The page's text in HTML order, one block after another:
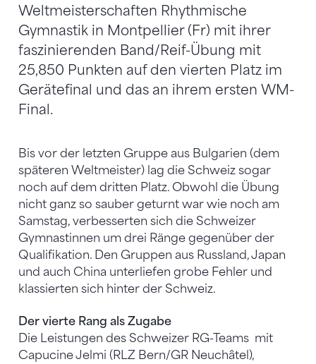
Weltmeisterschaften Rhythmische
Gymnastik in Montpellier (Fr) mit ihrer
faszinierenden Band/Reif-Übung mit
25,850 Punkten auf den vierten Platz im
Gerätefinal und das an ihrem ersten WM-
Final.
Bis vor der letzten Gruppe aus Bulgarien (dem
späteren Weltmeister) lag die Schweiz sogar
noch auf dem dritten Platz. Obwohl die Übung
nicht ganz so sauber geturnt war wie noch am
Samstag, verbesserten sich die Schweizer
Gymnastinnen um drei Ränge gegenüber der
Qualifikation. Den Gruppen aus Russland, Japan
und auch China unterliefen grobe Fehler und
klassierten sich hinter der Schweiz.
Der vierte Rang als Zugabe
Die Leistungen des Schweizer RG-Teams mit
Capucine Jelmi (RLZ Bern/GR Neuchâtel),